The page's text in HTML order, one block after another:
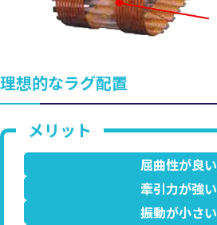
理想的なラグ配置
屈曲性が良い
牽引力が強い
振動が小さい